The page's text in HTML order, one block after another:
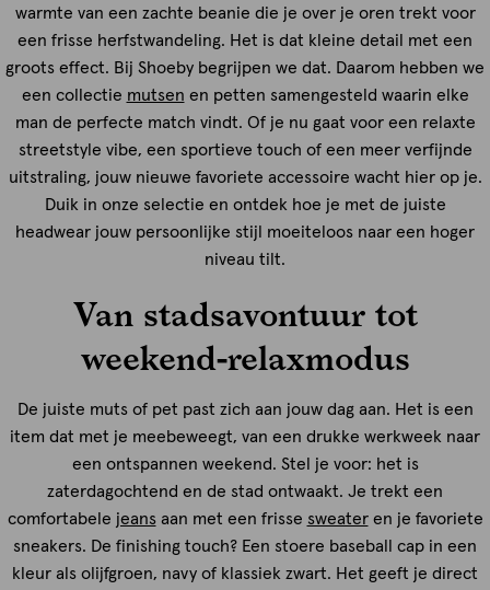
warmte van een zachte beanie die je over je oren trekt voor
een frisse herfstwandeling. Het is dat kleine detail met een
groots effect. Bij Shoeby begrijpen we dat. Daarom hebben we
een collectie mutsen en petten samengesteld waarin elke
man de perfecte match vindt. Of je nu gaat voor een relaxte
streetstyle vibe, een sportieve touch of een meer verfijnde
uitstraling, jouw nieuwe favoriete accessoire wacht hier op je.
Duik in onze selectie en ontdek hoe je met de juiste
headwear jouw persoonlijke stijl moeiteloos naar een hoger
niveau tilt.
Van stadsavontuur tot
weekend-relaxmodus
De juiste muts of pet past zich aan jouw dag aan. Het is een
item dat met je meebeweegt, van een drukke werkweek naar
een ontspannen weekend. Stel je voor: het is
zaterdagochtend en de stad ontwaakt. Je trekt een
comfortabele jeansaan met een frisse sweateren je favoriete
sneakers. De finishing touch? Een stoere baseball cap in een
kleur als olijfgroen, navy of klassiek zwart. Het geeft je direct